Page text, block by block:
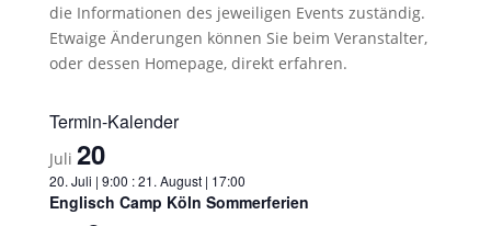
die Informationen des jeweiligen Events zuständig.
Etwaige Änderungen können Sie beim Veranstalter,
oder dessen Homepage, direkt erfahren.
Termin-Kalender
Juli 20
20. Juli | 9:00 :21. August | 17:00
Englisch Camp Köln Sommerferien